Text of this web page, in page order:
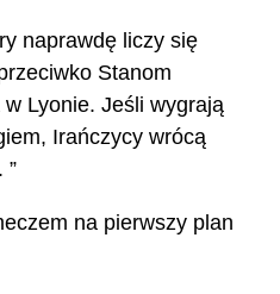
naprawdę liczy się
Stanom
Lyonie. Jeśli wygrają
Irańczycy wrócą
”
na pierwszy plan